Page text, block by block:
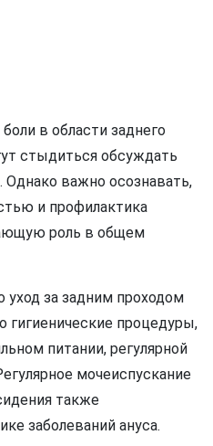
в области заднего
стыдиться обсуждать
важно осознавать,
и профилактика
роль в общем
уход за задним проходом
гигиенические процедуры,
питании, регулярной
мочеиспускание
также
заболеваний ануса.